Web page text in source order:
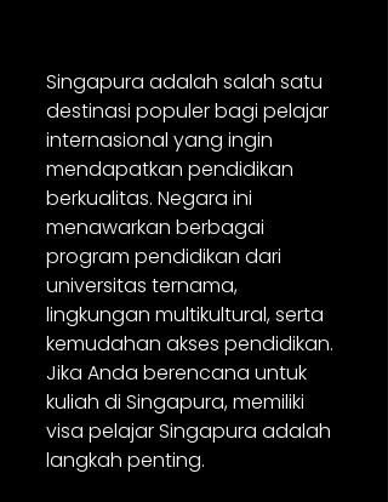
Singapura adalah salah satu
destinasi populer bagi pelajar
internasional yang ingin
mendapatkan pendidikan
berkualitas. Negara ini
menawarkan berbagai
program pendidikan dari
universitas ternama,
lingkungan multikultural, serta
kemudahan akses pendidikan.
Jika Anda berencana untuk
kuliah di Singapura, memiliki
visa pelajar Singapura adalah
langkah penting.